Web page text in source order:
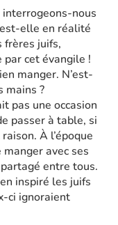
interrogeons-nous
elle en réalité
frères juifs,
par cet évangile !
manger. N’est-
mains ?
pas une occasion
passer à table, si
À l’époque
avec ses
entre tous.
inspiré les juifs
ci ignoraient